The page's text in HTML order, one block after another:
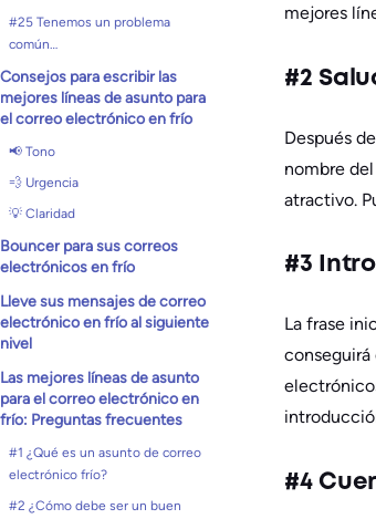
#25 Tenemos un problema
común…
Consejos para escribir las
mejores líneas de asunto para
el correo electrónico en frío
📢 Tono
💨 Urgencia
💡 Claridad
Bouncer para sus correos
electrónicos en frío
Lleve sus mensajes de correo
electrónico en frío al siguiente
nivel
Las mejores líneas de asunto
para el correo electrónico en
frío: Preguntas frecuentes
#1 ¿Qué es un asunto de correo
electrónico frío?
#2 ¿Cómo debe ser un buen
mejores
#2
Después
nombre
atractivo.
#3
La frase
conseguirá
#4